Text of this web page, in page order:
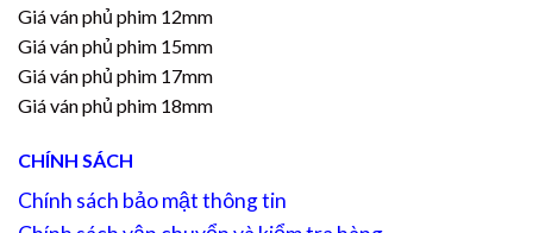
Giá ván phủ phim 12mm
Giá ván phủ phim 15mm
Giá ván phủ phim 17mm
Giá ván phủ phim 18mm
CHÍNH SÁCH
Chính sách bảo mật thông tin